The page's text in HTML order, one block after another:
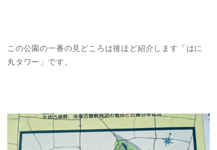
この公園の一番の見どころは後ほど紹介します「はに
丸タワー」です。